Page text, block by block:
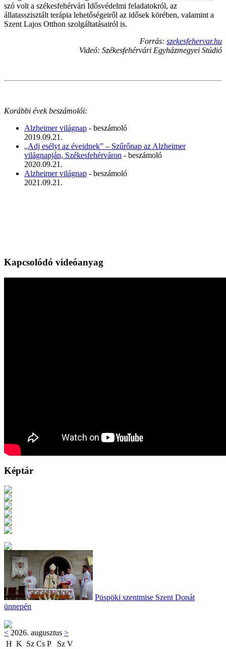
szó volt a székesfehérvári Idősvédelmi feladatokról, az
állatasszisztált terápia lehetőségeiről az idősek körében, valamint a
Szent Lajos Otthon szolgáltatásairól is.
Forrás: szekesfehervar.hu
Videó: Székesfehérvári Egyházmegyei Stúdió
Korábbi évek beszámolói:
Alzheimer világnap - beszámoló
2019.09.21.
„Adj esélyt az éveidnek” – Szűrőnap az Alzheimer
világnapján, Székesfehérváron - beszámoló
2020.09.21.
Alzheimer világnap - beszámoló
2021.09.21.
Kapcsolódó videóanyag
Képtár
Püspöki szentmise Szent Donát
ünnepén
< 2026. augusztus >
H K Sz Cs P Sz V